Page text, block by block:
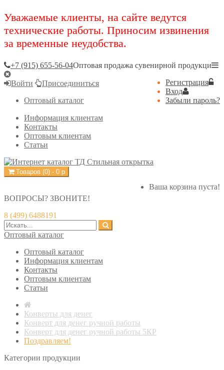
Уважаемые клиенты, на сайте ведутся
технические работы. Приносим извинения
за временные неудобства.
+7 (915) 655-56-04Оптовая продажа сувенирной продукци
Регистрация
Вход
Забыли пароль?
Войти
Присоединиться
Оптовый каталог
Информация клиентам
Контакты
Оптовым клиентам
Статьи
Товаров (0) - 0 р
Ваша корзина пуста!
ВОПРОСЫ? ЗВОНИТЕ!
8 (499) 6488191
Оптовый каталог
Оптовый каталог
Информация клиентам
Контакты
Оптовым клиентам
Статьи
Конверты для денег
Конверт для денег ручной работы
Конверт для денег ручной работы 5КР
Поздравляем!
Категории продукции